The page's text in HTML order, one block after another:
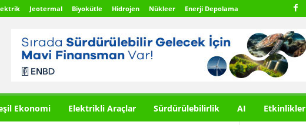
Jeotermal Biyokütle Hidrojen Nükleer Enerji Depolama
Ekonomi Elektrikli Araçlar Sürdürülebilirlik AI Etkinlikler